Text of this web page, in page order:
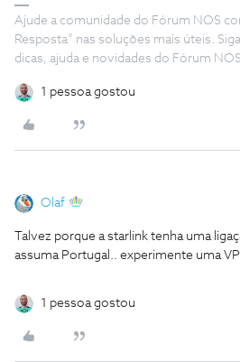
Ajude a comunidade do Fórum NOS
Resposta” nas soluções mais úteis.
dicas, ajuda e novidades do Fórum
1 pessoa gostou
Olaf
Talvez porque a starlink tenha uma
assuma Portugal.. experimente uma
1 pessoa gostou